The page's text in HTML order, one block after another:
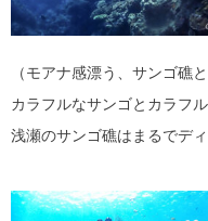
（モアナ感漂う、サンゴ礁
カラフルなサンゴとカラフ
浅瀬のサンゴ礁はまるでデ